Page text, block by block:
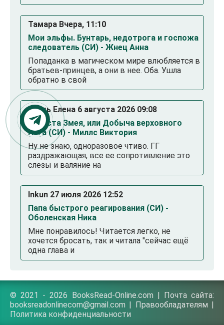
Тамара Вчера, 11:10
Мои эльфы. Бунтарь, недотрога и госпожа
следователь (СИ) - Жнец Анна
Попаданка в магическом мире влюбляется в
братьев-принцев, а они в нее. Оба. Ушла
обратно в свой
Гость Елена 6 августа 2026 09:08
Невеста Змея, или Добыча верховного
Нага (СИ) - Миллс Виктория
Ну не знаю, одноразовое чтиво. ГГ
раздражающая, все ее сопротивление это
слезы и валяние на
Inkun 27 июля 2026 12:52
Папа быстрого реагирования (СИ) -
Оболенская Ника
Мне понравилось! Читается легко, не
хочется бросать, так и читала "сейчас ещё
одна глава и
© 2021 - 2026 BooksRead-Online.com | Почта сайта:
booksreadonlinecom@gmail.com | Правообладателям |
Политика конфиденциальности